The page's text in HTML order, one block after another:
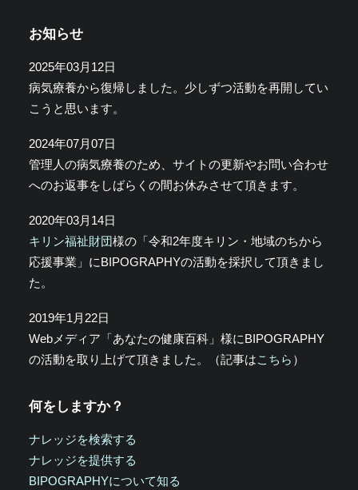
お知らせ
2025年03月12日
病気療養から復帰しました。少しずつ活動を再開してい
こうと思います。
2024年07月07日
管理人の病気療養のため、サイトの更新やお問い合わせ
へのお返事をしばらくの間お休みさせて頂きます。
2020年03月14日
キリン福祉財団様の「令和2年度キリン・地域のちから
応援事業」にBIPOGRAPHYの活動を採択して頂きまし
た。
2019年1月22日
Webメディア「あなたの健康百科」様にBIPOGRAPHY
の活動を取り上げて頂きました。（記事はこちら ）
何をしますか？
ナレッジを検索する
ナレッジを提供する
BIPOGRAPHYについて知る